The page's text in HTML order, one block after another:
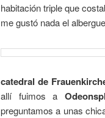
habitación triple que
me gustó nada el
catedral de
allí fuimos a
preguntamos a unas